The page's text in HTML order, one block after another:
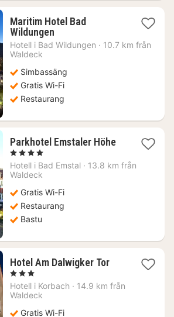
Maritim Hotel Bad
Wildungen1
natt
kr.
Hotell i Bad Wildungen · 10.7 km från
Waldeck
Simbassäng
Gratis Wi-Fi
Restaurang
Parkhotel Emstaler Höhe1
från
, 4 Stjärnor
Hotell i Bad Emstal · 13.8 km från
Waldeck
Gratis Wi-Fi
Restaurang
Bastu
Hotel Am Dalwigker Tor1
från
, 3 Stjärnor
Hotell i Korbach · 14.9 km från
Waldeck
Gratis Wi-Fi